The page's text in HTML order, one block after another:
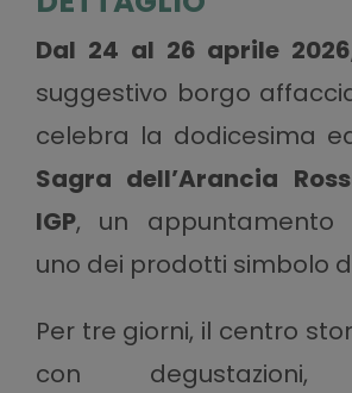
Dal 24 al 26 aprile 2026
suggestivo borgo
celebra la dodicesima
Sagra dell’Arancia
IGP, un appuntamento
uno dei prodotti simbolo
Per tre giorni, il centro
con degustazioni,